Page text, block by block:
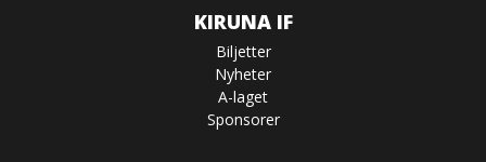
KIRUNA IF
Biljetter
Nyheter
A-laget
Sponsorer